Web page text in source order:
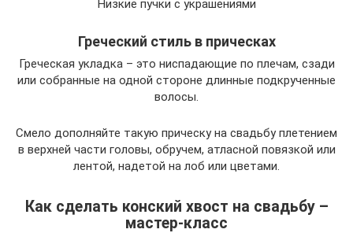
Низкие пучки с украшениями
Греческий стиль в прическах
Греческая укладка – это ниспадающие по плечам, сзади
или собранные на одной стороне длинные подкрученные
волосы.
Смело дополняйте такую прическу на свадьбу плетением
в верхней части головы, обручем, атласной повязкой или
лентой, надетой на лоб или цветами.
Как сделать конский хвост на свадьбу –
мастер-класс